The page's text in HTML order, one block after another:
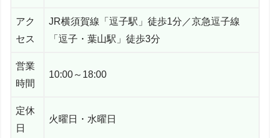
アク
セス
JR横須賀線「逗子駅」徒歩1分／京急逗子線
「逗子・葉山駅」徒歩3分
営業
時間
10:00～18:00
定休
日
火曜日・水曜日